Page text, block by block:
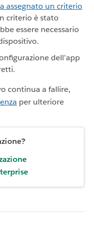
assegnato un criterio
criterio è stato
essere necessario
dell’app
continua a fallire,
per ulteriore